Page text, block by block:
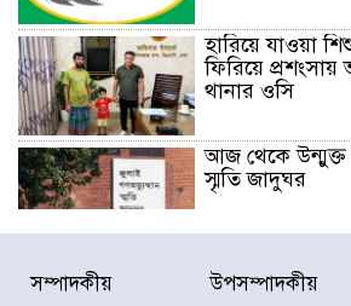
হারিয়ে যাওয়া
ফিরিয়ে
থানার ওসি
আজ থেকে উন্মুক্ত
স্মৃতি জাদুঘর
রাজধানীর
অফিসের সামনে
সম্পাদকীয় উপসম্পাদকীয়